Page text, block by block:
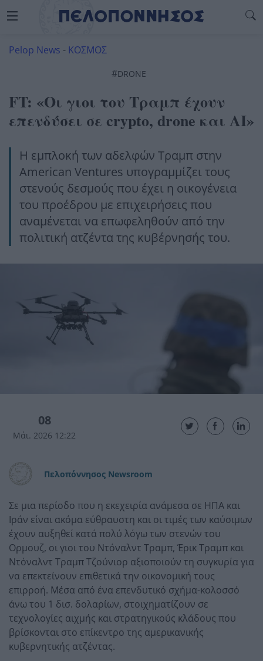
Pelop News - ΚΟΣΜΟΣ
#DRONE
FT: «Οι γιοι του Τραμπ έχουν
επενδύσει σε crypto, drone και ΑΙ»
Η εμπλοκή των αδελφών Τραμπ στην
American Ventures υπογραμμίζει τους
στενούς δεσμούς που έχει η οικογένεια
του προέδρου με επιχειρήσεις που
αναμένεται να επωφεληθούν από την
πολιτική ατζέντα της κυβέρνησής του.
08
Μάι. 2026 12:22
Πελοπόννησος Newsroom
Σε μια περίοδο που η εκεχειρία ανάμεσα σε ΗΠΑ και
Ιράν είναι ακόμα εύθραυστη και οι τιμές των καύσιμων
έχουν αυξηθεί κατά πολύ λόγω των στενών του
Ορμουζ, οι γιοι του Ντόναλντ Τραμπ, Έρικ Τραμπ και
Ντόναλντ Τραμπ Τζούνιορ αξιοποιούν τη συγκυρία για
να επεκτείνουν επιθετικά την οικονομική τους
επιρροή. Μέσα από ένα επενδυτικό σχήμα-κολοσσό
άνω του 1 δισ. δολαρίων, στοιχηματίζουν σε
τεχνολογίες αιχμής και στρατηγικούς κλάδους που
βρίσκονται στο επίκεντρο της αμερικανικής
κυβερνητικής ατζέντας.